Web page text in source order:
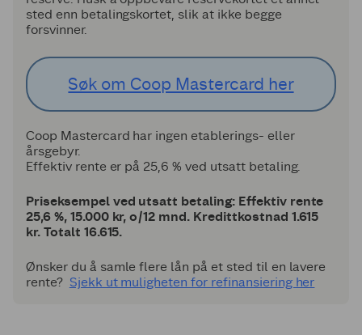
sted enn betalingskortet, slik at ikke begge
forsvinner.
Søk om Coop Mastercard her
Coop Mastercard har ingen etablerings- eller
årsgebyr.
Effektiv rente er på 25,6 % ved utsatt betaling.
Priseksempel ved utsatt betaling: Effektiv rente
25,6 %, 15.000 kr, o/12 mnd. Kredittkostnad 1.615
kr. Totalt 16.615.
Ønsker du å samle flere lån på et sted til en lavere
rente? Sjekk ut muligheten for refinansiering her